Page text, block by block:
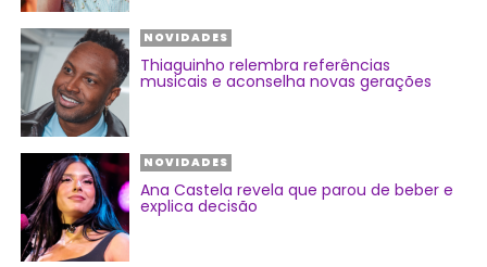
NOVIDADES
Thiaguinho relembra referências
musicais e aconselha novas gerações
NOVIDADES
Ana Castela revela que parou de beber e
explica decisão